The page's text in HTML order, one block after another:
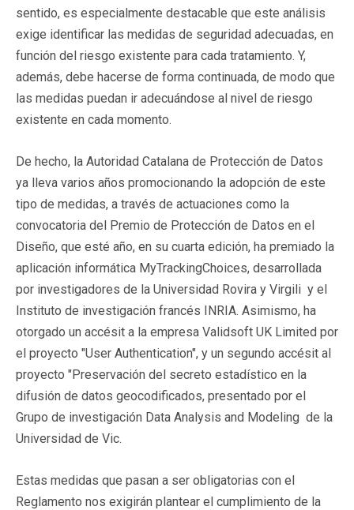
sentido, es especialmente destacable que este análisis
exige identificar las medidas de seguridad adecuadas, en
función del riesgo existente para cada tratamiento. Y,
además, debe hacerse de forma continuada, de modo que
las medidas puedan ir adecuándose al nivel de riesgo
existente en cada momento.
De hecho, la Autoridad Catalana de Protección de Datos
ya lleva varios años promocionando la adopción de este
tipo de medidas, a través de actuaciones como la
convocatoria del Premio de Protección de Datos en el
Diseño, que esté año, en su cuarta edición, ha premiado la
aplicación informática MyTrackingChoices, desarrollada
por investigadores de la Universidad Rovira y Virgili y el
Instituto de investigación francés INRIA. Asimismo, ha
otorgado un accésit a la empresa Validsoft UK Limited por
el proyecto "User Authentication", y un segundo accésit al
proyecto "Preservación del secreto estadístico en la
difusión de datos geocodificados, presentado por el
Grupo de investigación Data Analysis and Modeling de la
Universidad de Vic.
Estas medidas que pasan a ser obligatorias con el
Reglamento nos exigirán plantear el cumplimiento de la